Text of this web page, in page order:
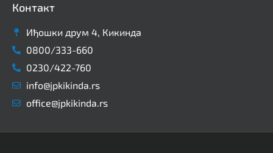
Контакт
Иђошки друм 4, Кикинда
0800/333-660
0230/422-760
info@jpkikinda.rs
office@jpkikinda.rs